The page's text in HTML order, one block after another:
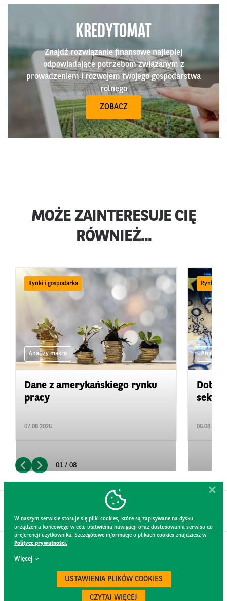
KREDYTOMAT
Znajdź rozwiązanie finansowe najlepiej
odpowiadające potrzebom związanym z
prowadzeniem i rozwojem twojego gospodarstwa
rolnego
ZOBACZ
MOŻE ZAINTERESUJE CIĘ
RÓWNIEŻ...
Rynki i gospodarka
Analizy makro
Dane z amerykańskiego rynku
pracy
07.08.2026
Rynki i
Analizy
06.08.2026
01 / 08
W naszym serwisie stosuje się pliki cookies, które są zapisywane na dysku
urządzenia końcowego w celu ułatwienia nawigacji oraz dostosowania serwisu do
preferencji użytkownika. Szczegółowe informacje o plikach cookies znajdziesz w
Polityce prywatności.
Więcej
USTAWIENIA PLIKÓW COOKIES
CZYTAJ WIĘCEJ
KONTAKT
REGULAMIN STRONY
POLITYKA PRYWATNOŚCI